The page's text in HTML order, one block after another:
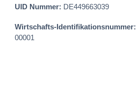
UID Nummer: DE449663039
Wirtschafts-Identifikationsnummer:
00001